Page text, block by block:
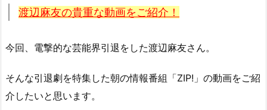
渡辺麻友の貴重な動画をご紹介！
今回、電撃的な芸能界引退をした渡辺麻友さん。
そんな引退劇を特集した朝の情報番組「ZIP!」の動画をご紹
介したいと思います。